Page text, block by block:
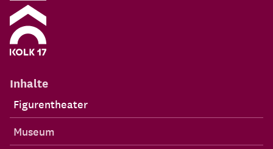
Inhalte
Figurentheater
Museum